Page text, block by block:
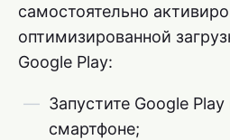
самостоятельно
оптимизированной
Google Play:
Запустите Google
смартфоне;